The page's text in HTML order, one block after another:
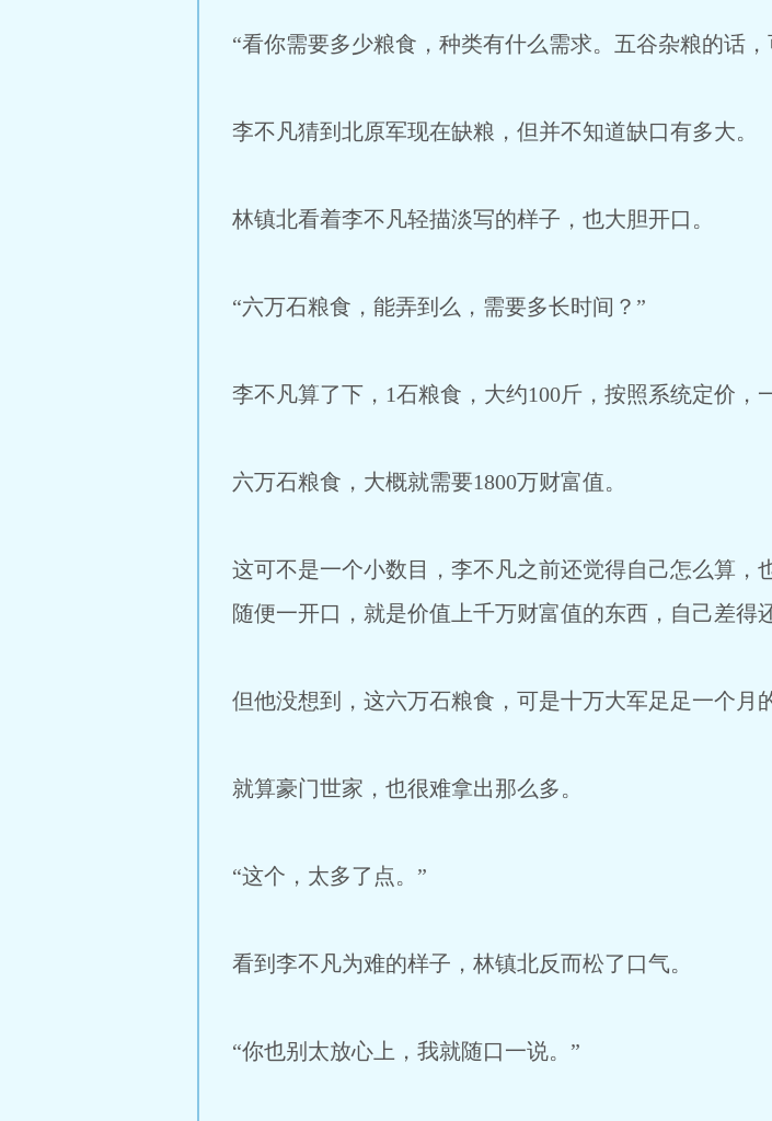
“看你需要多少粮食，种类有什么需求。五谷杂粮的话
李不凡猜到北原军现在缺粮，但并不知道缺口有多大。
林镇北看着李不凡轻描淡写的样子，也大胆开口。
“六万石粮食，能弄到么，需要多长时间？”
李不凡算了下，1石粮食，大约100斤，按照系统定价，
六万石粮食，大概就需要1800万财富值。
这可不是一个小数目，李不凡之前还觉得自己怎么算，
随便一开口，就是价值上千万财富值的东西，自己差得
但他没想到，这六万石粮食，可是十万大军足足一个月
就算豪门世家，也很难拿出那么多。
“这个，太多了点。”
看到李不凡为难的样子，林镇北反而松了口气。
“你也别太放心上，我就随口一说。”